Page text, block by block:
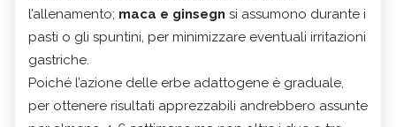
l’allenamento; maca e ginsegn si assumono durante i
pasti o gli spuntini, per minimizzare eventuali irritazioni
gastriche.
Poiché l’azione delle erbe adattogene è graduale,
per ottenere risultati apprezzabili andrebbero assunte